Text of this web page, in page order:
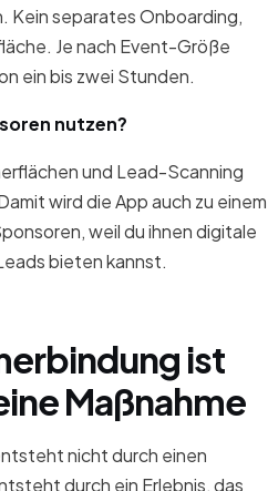
Kein separates Onboarding,
Je nach Event-Größe
ein bis zwei Stunden.
nutzen?
und Lead-Scanning
wird die App auch zu einem
weil du ihnen digitale
bieten kannst.
ist
Maßnahme
nicht durch einen
durch ein Erlebnis, das